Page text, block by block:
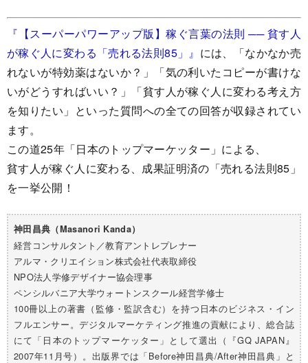
『【スーパーパワーアップ版】稼ぐ言葉の法則 ── 貧す人
が稼ぐ人に変わる「売れる法則85」』 には、「なかなか売
れないが特効薬はないか？」「気の利いたコピーが書けな
いがどうすればいい？」「貧す人が稼ぐ人に変わる考え方
を知りたい」といった質問への全ての回答が収録されてい
ます。
この道25年「日本のトップマーケッター」による、
貧す人が稼ぐ人に変わる、成果証明済の「売れる法則85」
を一挙公開！
神田昌典（Masanori Kanda）
経営コンサルタント／教育アントレプレナー
アルマ・クリエイション株式会社代表取締役
NPO法人学修デザイナー協会理事
ペンシルバニア大学ウォートンスクール経営学修士
100冊以上の著書（監修・監訳含む）を持つ日本のビジネス・イン
フルエンサー。デジタルマーケティング推進の貢献により、総合誌
にて「日本のトップマーケッター」として選出（『GQ JAPAN』
2007年11月号）。出版界では「Before神田昌典/After神田昌典」と